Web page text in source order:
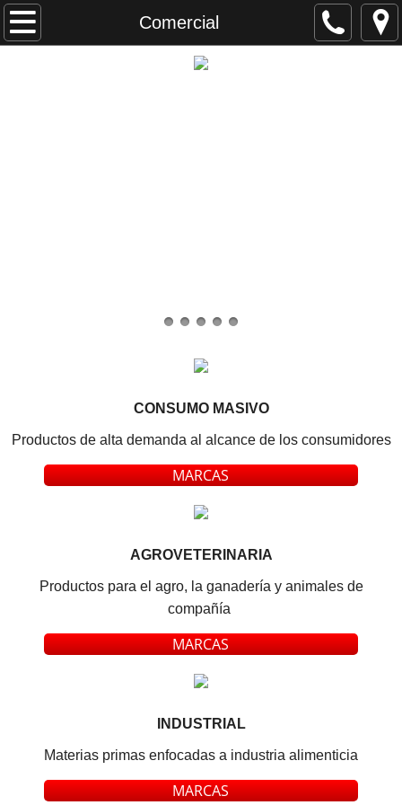
Comercial
Inicio
CONSUMO MASIVO
Productos de alta demanda al alcance de los consumidores
MARCAS
AGROVETERINARIA
Productos para el agro, la ganadería y animales de
compañía
MARCAS
INDUSTRIAL
Materias primas enfocadas a industria alimenticia
MARCAS